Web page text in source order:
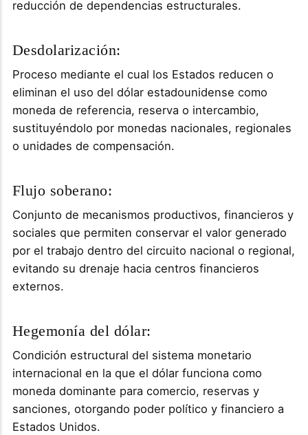
reducción de dependencias estructurales.
Desdolarización:
Proceso mediante el cual los Estados reducen o
eliminan el uso del dólar estadounidense como
moneda de referencia, reserva o intercambio,
sustituyéndolo por monedas nacionales, regionales
o unidades de compensación.
Flujo soberano:
Conjunto de mecanismos productivos, financieros y
sociales que permiten conservar el valor generado
por el trabajo dentro del circuito nacional o regional,
evitando su drenaje hacia centros financieros
externos.
Hegemonía del dólar:
Condición estructural del sistema monetario
internacional en la que el dólar funciona como
moneda dominante para comercio, reservas y
sanciones, otorgando poder político y financiero a
Estados Unidos.